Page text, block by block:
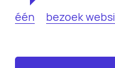
één bezoek